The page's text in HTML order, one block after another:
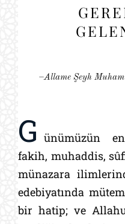
–Allame Şeyh
G ünümüzün
fakih, muhaddis,
münazara
edebiyatında
bir hatip; ve Allahu